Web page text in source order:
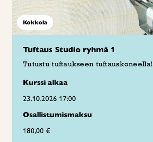
Kokkola
Tuftaus Studio ryhmä 1
Tutustu tuftaukseen tuftauskoneella!
Kurssi alkaa
23.10.2026 17:00
Osallistumismaksu
180,00 €